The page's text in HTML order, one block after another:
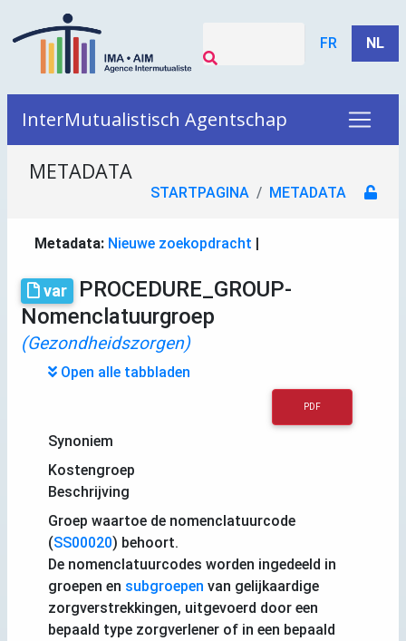
FR NL
InterMutualistisch Agentschap
METADATA
STARTPAGINA METADATA
Metadata: Nieuwe zoekopdracht |
var
PROCEDURE_GROUP-
Nomenclatuurgroep
(Gezondheidszorgen)
Open alle tabbladen
PDF
Synoniem
Kostengroep
Beschrijving
Groep waartoe de nomenclatuurcode
(SS00020) behoort.
De nomenclatuurcodes worden ingedeeld in
groepen en subgroepen van gelijkaardige
zorgverstrekkingen, uitgevoerd door een
bepaald type zorgverlener of in een bepaald